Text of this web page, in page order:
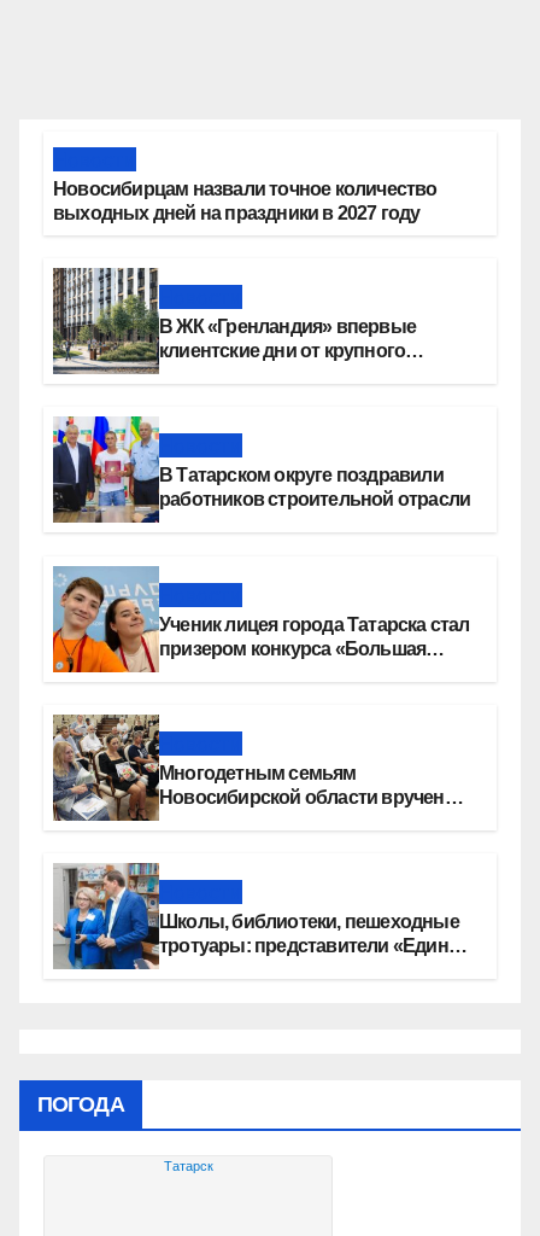
Новосибирцам назвали точное количество
выходных дней на праздники в 2027 году
В ЖК «Гренландия» впервые
клиентские дни от крупного
В Татарском округе поздравили
работников строительной отрасли
Ученик лицея города Татарска стал
призером конкурса «Большая
Многодетным семьям
Новосибирской области вручены
Школы, библиотеки, пешеходные
тротуары: представители «Единой
ПОГОДА
Татарск